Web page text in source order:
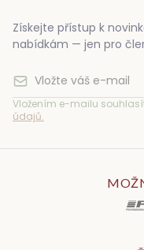
Získejte přístup k
nabídkám — jen pro
Vložením e-mailu
údajů.